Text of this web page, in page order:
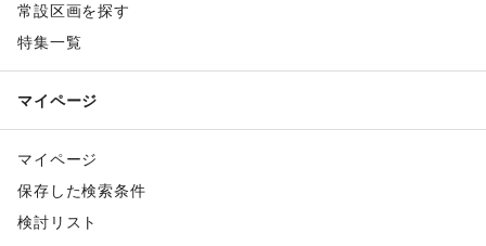
常設区画を探す
特集一覧
マイページ
マイページ
保存した検索条件
検討リスト